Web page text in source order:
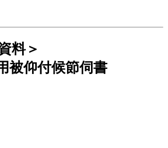
料＞
被仰付候節伺書